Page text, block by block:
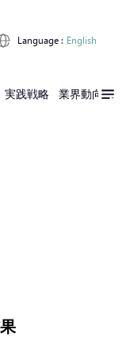
実践戦略 業界動向 実
Language : English